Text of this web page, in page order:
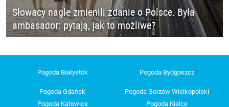
Słowacy nagle zmienili zdanie o Polsce. Była
ambasador: pytają, jak to możliwe?
Pogoda Białystok Pogoda Bydgoszcz
Pogoda Gdańsk
Pogoda Gorzów Wielkopolski
Pogoda Katowice
Pogoda Kielce